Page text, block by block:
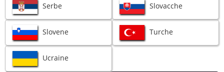
Serbe Slovacche
Slovene Turche
Ucraine